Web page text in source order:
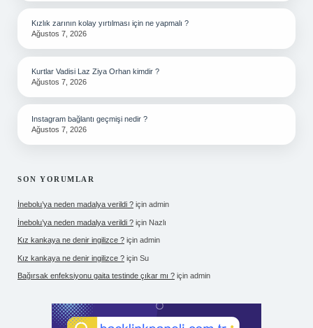
Kızlık zarının kolay yırtılması için ne yapmalı ?
Ağustos 7, 2026
Kurtlar Vadisi Laz Ziya Orhan kimdir ?
Ağustos 7, 2026
Instagram bağlantı geçmişi nedir ?
Ağustos 7, 2026
SON YORUMLAR
İnebolu’ya neden madalya verildi ? için admin
İnebolu’ya neden madalya verildi ? için Nazlı
Kız kankaya ne denir ingilizce ? için admin
Kız kankaya ne denir ingilizce ? için Su
Bağırsak enfeksiyonu gaita testinde çıkar mı ? için admin